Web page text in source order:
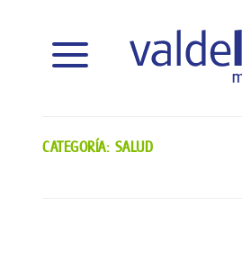
CATEGORÍA: SALUD